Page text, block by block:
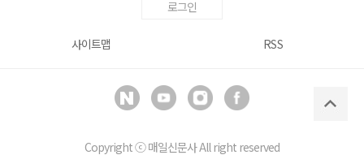
로그인
사이트맵 RSS
Copyright ⓒ매일신문사All right reserved